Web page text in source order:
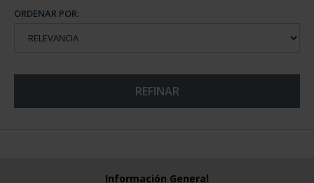
ORDENAR POR:
REFINAR
Información General